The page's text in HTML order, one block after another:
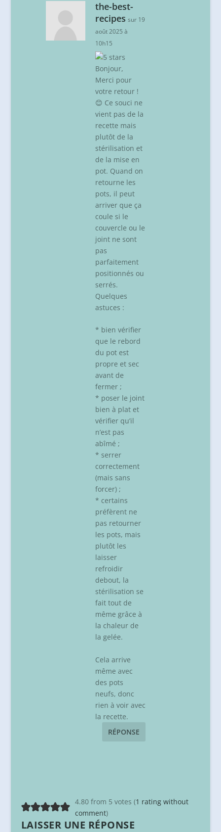
the-best-
recipes sur 19
août 2025 à
10h15
Bonjour,
Merci pour
votre retour !
😊 Ce souci ne
vient pas de la
recette mais
plutôt de la
stérilisation et
de la mise en
pot. Quand on
retourne les
pots, il peut
arriver que ça
coule si le
couvercle ou le
joint ne sont
pas
parfaitement
positionnés ou
serrés.
Quelques
astuces :
* bien vérifier
que le rebord
du pot est
propre et sec
avant de
fermer ;
* poser le joint
bien à plat et
vérifier qu’il
n’est pas
abîmé ;
* serrer
correctement
(mais sans
forcer) ;
* certains
préfèrent ne
pas retourner
les pots, mais
plutôt les
laisser
refroidir
debout, la
stérilisation se
fait tout de
même grâce à
la chaleur de
la gelée.
Cela arrive
même avec
des pots
neufs, donc
rien à voir avec
la recette.
RÉPONSE
4.80 from 5 votes (1 rating without
comment)
LAISSER UNE RÉPONSE